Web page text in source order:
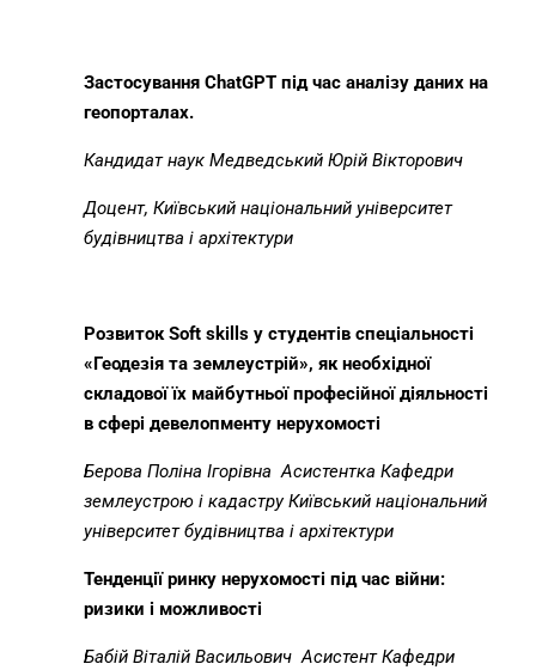
Застосування ChatGPT під час аналізу даних на
геопорталах.
Кандидат наук Медведський Юрій Вікторович
Доцент, Київський національний університет
будівництва і архітектури
РозвитокSoft skills у студентів спеціальності
«Геодезія та землеустрій», як необхідної
складової їх майбутньої професійної діяльності
в сфері девелопменту нерухомості
Берова Поліна ІгорівнаАсистентка Кафедри
землеустрою і кадастру Київський національний
університет будівництва і архітектури
Тенденції ринку нерухомості під час війни:
ризики і можливості
Бабій Віталій ВасильовичАсистент Кафедри